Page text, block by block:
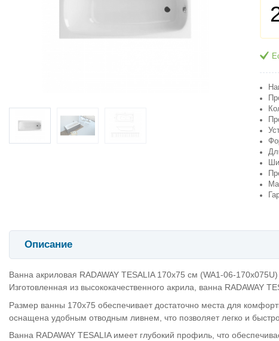
Описание
Ванна акриловая RADAWAY TESALIA 170x75 см (WA1-06-
Изготовленная из высококачественного акрила, ванна RADAWAY
Размер ванны 170x75 обеспечивает достаточно места для
оснащена удобным отводным ливнем, что позволяет легко и
Ванна RADAWAY TESALIA имеет глубокий профиль, что